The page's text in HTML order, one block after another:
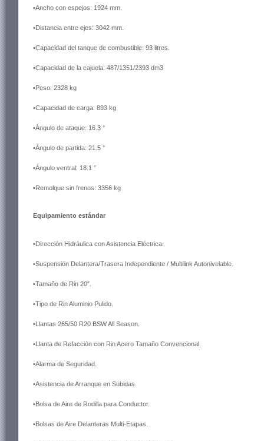
•Ancho con espejos: 1924 mm.
•Distancia entre ejes: 3042 mm.
•Capacidad del tanque de combustible: 93 litros.
•Capacidad de la cajuela: 487/1351/2393 dm3
•Peso: 2328 kg
•Capacidad de carga: 893 kg
•Ángulo de ataque: 16.3 °
•Ángulo de partida: 21.5 °
•Ángulo ventral: 18.1 °
•Remolque sin frenos: 3356 kg
Equipamiento estándar
•Dirección Hidráulica con Asistencia Eléctrica.
•Suspensión Delantera/Trasera Independiente / Multilink Autonivelable.
•Tamaño de Rin 20″.
•Tipo de Rin Aluminio Pulido.
•Llantas 265/50 R20 BSW All Season.
•Llanta de Refacción con Rin Acero Tamaño Convencional.
•Alarma de Seguridad.
•Asistencia de Arranque en Subidas.
•Bolsa de Aire de Rodilla para Conductor.
•Bolsas de Aire Delanteras Multi-Etapas.